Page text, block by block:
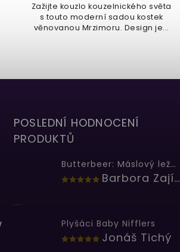
Zažijte kouzlo kouzelnického světa
s touto moderní sadou kostek
věnovanou Mrzimoru. Design je...
POSLEDNÍ HODNOCENÍ
PRODUKTŮ
Butterbeer: Máslový ležák
Barbora Zajícová
...
Plyšáci Baby Nifflers
Jonáš Tichý